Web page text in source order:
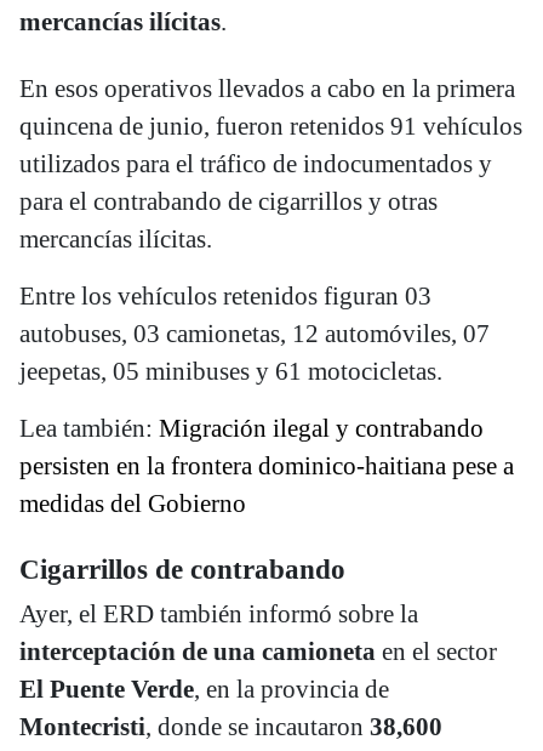
mercancías ilícitas.
En esos operativos llevados a cabo en la primera
quincena de junio, fueron retenidos 91 vehículos
utilizados para el tráfico de indocumentados y
para el contrabando de cigarrillos y otras
mercancías ilícitas.
Entre los vehículos retenidos figuran 03
autobuses, 03 camionetas, 12 automóviles, 07
jeepetas, 05 minibuses y 61 motocicletas.
Lea también: Migración ilegal y contrabando
persisten en la frontera dominico-haitiana pese a
medidas del Gobierno
Cigarrillos de contrabando
Ayer, el ERD también informó sobre la
interceptación de una camioneta en el sector
El Puente Verde, en la provincia de
Montecristi, donde se incautaron 38,600